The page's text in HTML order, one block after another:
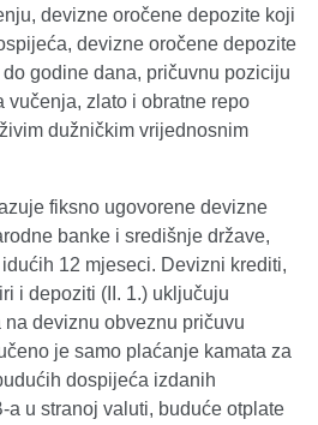
devizne oročene depozite koji
devizne oročene depozite
godine dana, pričuvnu poziciju
vučenja, zlato i obratne repo
dužničkim vrijednosnim
fiksno ugovorene devizne
banke i središnje države,
12 mjeseci. Devizni krediti,
i depoziti (II. 1.) uključuju
deviznu obveznu pričuvu
je samo plaćanje kamata za
dospijeća izdanih
u stranoj valuti, buduće otplate